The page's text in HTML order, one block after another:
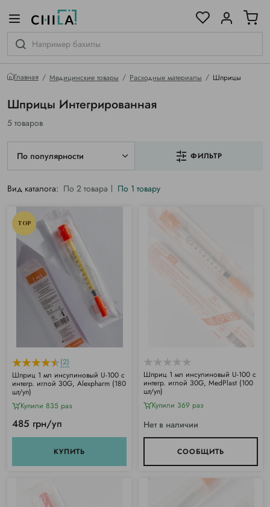
Главная Медицинские товары Расходные материалы Шприцы
Шприцы Интегрированная
5 товаров
По популярности ФИЛЬТР
Вид каталога: По 2 товара По 1 товару
TOP
(2)
Шприц 1 мл инсулиновый U-100 с
интегр. иглой 30G, Alexpharm (180
шт/уп)
Купили 835 раз
485 грн/уп
КУПИТЬ
Шприц 1 мл инсулиновый U-100 с
интегр. иглой 30G, MedPlast (100
шт/уп)
Купили 369 раз
Нет в наличии
СООБЩИТЬ
гамме